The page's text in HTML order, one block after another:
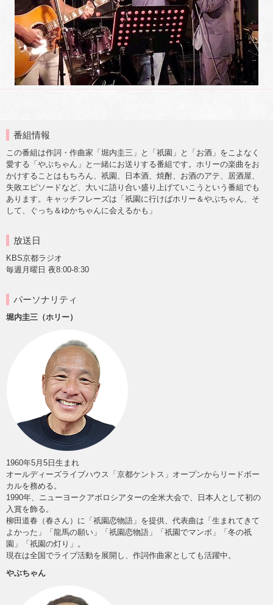
番組情報
この番組は作詞・作曲家「堀内圭三」と「祇園」と「お酒」をこよなく
愛する「やぶちゃん」と一緒にお送りする番組です。ホリーの楽曲をお
かけすることはもちろん、祇園、日本酒、焼酎、お酒のアテ、居酒屋、
失敗エピソードなど、大いに語り合い盛り上げていこうという番組でも
あります。キャッチフレーズは「祇園に行けばホリー＆やぶちゃん、そ
して、ぐっち＆ゆかちゃんに会えるかも」
放送日
KBS京都ラジオ
毎週月曜日 夜8:00-8:30
パーソナリティ
堀内圭三（ホリー）
1960年5月5日生まれ
オールディーズライブハウス「京都ケントス」オープンからリードボー
カルを務める。
1990年、ニューヨークアポロシアターの全米大会で、日本人として初の
入賞を飾る。
柳田道春（春さん）に「祇園恋物語」を提供、代表曲は「生まれてきて
よかった」「龍馬の願い」「祇園恋物語」「祇園でマンボ」「冬の祇
園」「祇園の灯り」。
現在は全国でライブ活動を展開し、作詞作曲家としても活躍中。
やぶちゃん